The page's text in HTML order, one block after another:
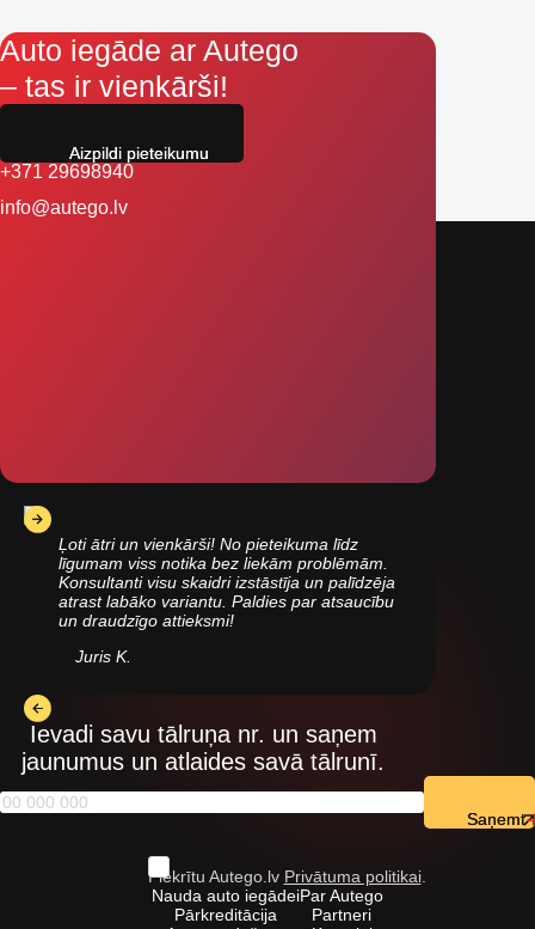
Auto iegāde ar Autego
– tas ir vienkārši!
+371 29698940
info@autego.lv
Ļoti ātri un vienkārši! No pieteikuma līdz
līgumam viss notika bez liekām problēmām.
Konsultanti visu skaidri izstāstīja un palīdzēja
atrast labāko variantu. Paldies par atsaucību
un draudzīgo attieksmi!
Juris K.
Ievadi savu tālruņa nr. un saņem
jaunumus un atlaides savā tālrunī.
Piekrītu Autego.lv Privātuma politikai.
Nauda auto iegādei
Pārkreditācija
Par Autego
Partneri